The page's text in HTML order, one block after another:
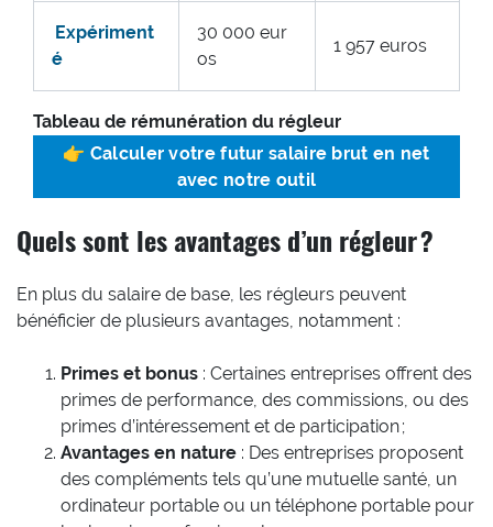
Expériment
é
30 000 eur
os
1 957 euros
Tableau de rémunération du régleur
👉 Calculer votre futur salaire brut en net
avec notre outil
Quels sont les avantages d’un régleur ?
En plus du salaire de base, les régleurs peuvent
bénéficier de plusieurs avantages, notamment :
Primes et bonus : Certaines entreprises offrent des
primes de performance, des commissions, ou des
primes d’intéressement et de participation ;
Avantages en nature : Des entreprises proposent
des compléments tels qu’une mutuelle santé, un
ordinateur portable ou un téléphone portable pour